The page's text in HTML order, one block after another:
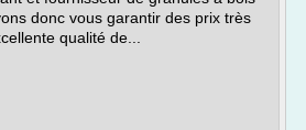
donc vous garantir des prix très
qualité de...